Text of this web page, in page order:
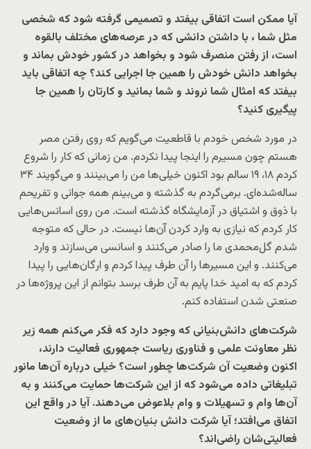
آیا ممکن است اتفاقی بیفتد و تصمیمی گرفته شود که شخصی
مثل شما ، با داشتن دانشی که در عرصه‌های مختلف بالقوه
است، از رفتن منصرف شود و بخواهد در کشور خودش بماند و
بخواهد دانش خودش را همین جا اجرایی کند؟ چه اتفاقی باید
بیفتد که امثال شما نروند و شما بمانید و کارتان را همین جا
پیگیری کنید؟
در مورد شخص خودم با قاطعیت می‌گویم که روی رفتن مصر
هستم چون مسیرم را اینجا پیدا نکردم. من زمانی که کار را شروع
کردم ۱۸، ۱۹ سالم بود اکنون خیلی‌ها من را می‌بینند و می‌گویند ۳۴
ساله‌شده‌ای. برمی‌گردم به گذشته و می‌بینم همه جوانی و تفریحم
با ذوق و اشتیاق در آزمایشگاه گذشته است. من روی اسانس‌هایی
کار کردم که نیازی به وارد کردن آن‌ها نیست. در حالی که متوجه
شدم گل‌محمدی ما را صادر می‌کنند و اسانسی می‌سازند و وارد
می‌کنند. و این مسیرها را آن طرف پیدا کردم و ارگان‌هایی را پیدا
کردم که به امید خدا پایم به آن طرف برسد بتوانم از این پروژه‌ها در
صنعتی شدن استفاده کنم.
شرکت‌های دانش‌بنیانی که وجود دارد که فکر می‌کنم همه زیر
نظر معاونت علمی و فناوری ریاست جمهوری فعالیت دارند،
اکنون وضعیت آن شرکت‌ها چطور است؟ خیلی درباره آن‌ها مانور
تبلیغاتی داده می‌شود که از این شرکت‌ها حمایت می‌کنند و به
آن‌ها وام و تسهیلات و وام بلاعوض می‌دهند. آیا در واقع این
اتفاق می‌افتد؛ آیا شرکت دانش بنیان‌های ما از وضعیت
فعالیتی‌شان راضی‌اند؟